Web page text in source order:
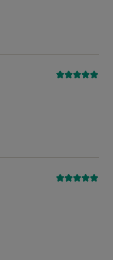
Váš účet byl odstraněn
Pacient